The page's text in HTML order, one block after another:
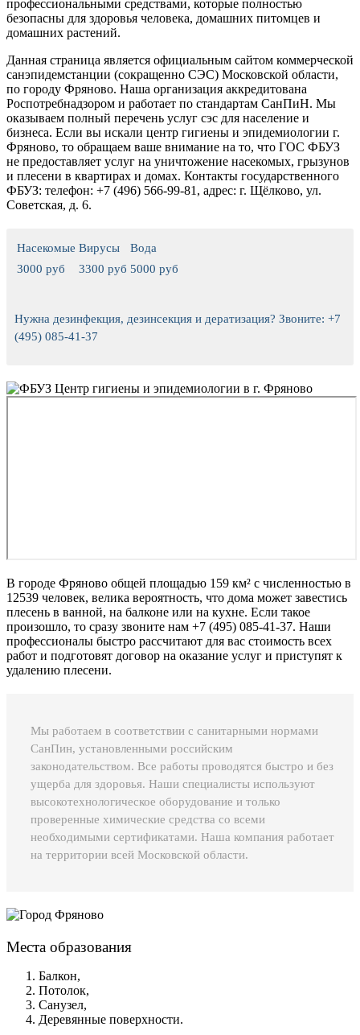
профессиональными средствами, которые полностью
безопасны для здоровья человека, домашних питомцев и
домашних растений.
Данная страница является официальным сайтом коммерческой
санэпидемстанции (сокращенно СЭС) Московской области,
по городу Фряново. Наша организация аккредитована
Роспотребнадзором и работает по стандартам СанПиН. Мы
оказываем полный перечень услуг сэс для население и
бизнеса. Если вы искали центр гигиены и эпидемиологии г.
Фряново, то обращаем ваше внимание на то, что ГОС ФБУЗ
не предоставляет услуг на уничтожение насекомых, грызунов
и плесени в квартирах и домах. Контакты государственного
ФБУЗ: телефон: +7 (496) 566-99-81, адрес: г. Щёлково, ул.
Советская, д. 6.
Насекомые Вирусы
Вода
3000 руб
3300 руб 5000 руб
Нужна дезинфекция, дезинсекция и дератизация? Звоните: +7
(495) 085-41-37
В городе Фряново общей площадью 159 км² с численностью в
12539 человек, велика вероятность, что дома может завестись
плесень в ванной, на балконе или на кухне. Если такое
произошло, то сразу звоните нам +7 (495) 085-41-37. Наши
профессионалы быстро рассчитают для вас стоимость всех
работ и подготовят договор на оказание услуг и приступят к
удалению плесени.
Мы работаем в соответствии с санитарными нормами
СанПин, установленными российским
законодательством. Все работы проводятся быстро и без
ущерба для здоровья. Наши специалисты используют
высокотехнологическое оборудование и только
проверенные химические средства со всеми
необходимыми сертификатами. Наша компания работает
на территории всей Московской области.
Места образования
Балкон,
Потолок,
Санузел,
Деревянные поверхности.